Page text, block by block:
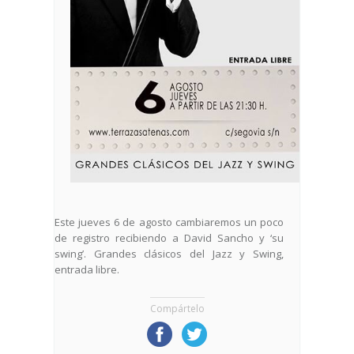
Este jueves 6 de agosto cambiaremos un poco
de registro recibiendo a David Sancho y ‘su
swing’. Grandes clásicos del Jazz y Swing,
entrada libre.
Compártelo